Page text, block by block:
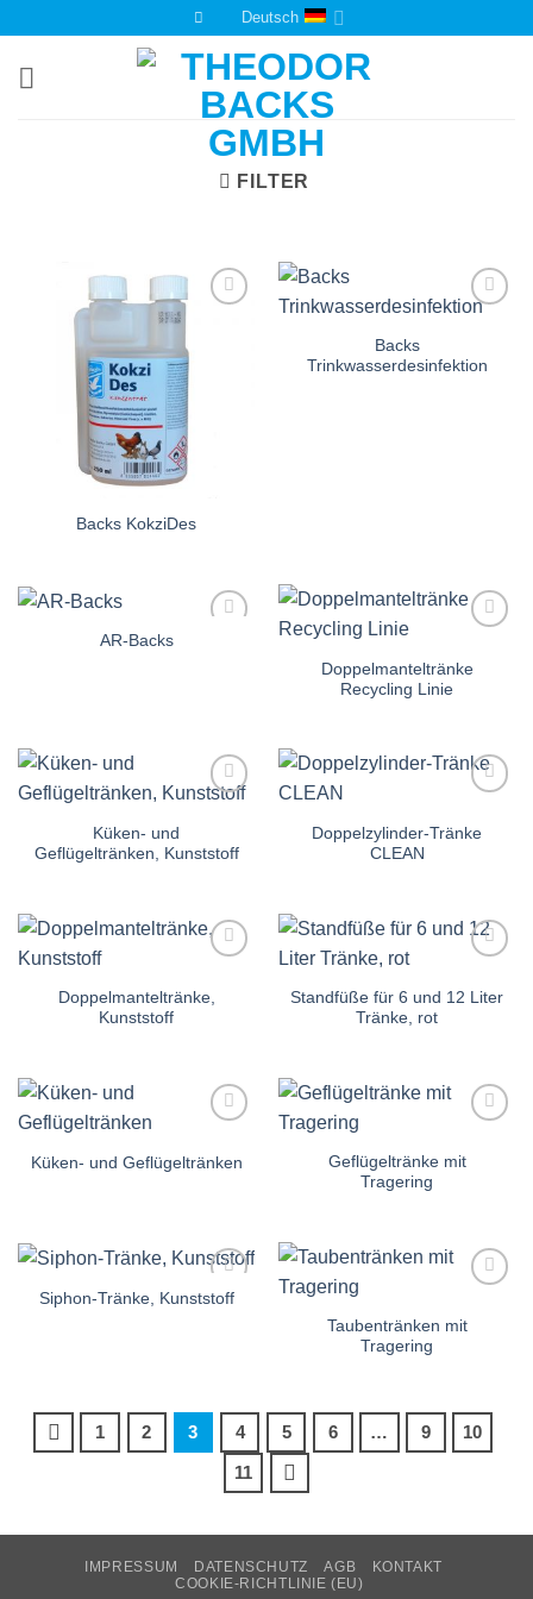
springen
Deutsch
FILTER
Auf die
Backs KokziDes
Backs
Trinkwasserdesinfektion
AR-Backs
Einkaufsliste
Doppelmanteltränke
Recycling Linie
Einkaufsliste
Küken- und
Geflügeltränken, Kunststoff
Einkaufsliste
Doppelzylinder-Tränke
CLEAN
Einkaufsliste
Doppelmanteltränke,
Kunststoff
Einkaufsliste
Standfüße für 6 und 12 Liter
Tränke, rot
Einkaufsliste
Küken- und Geflügeltränken
Einkaufsliste
Geflügeltränke mit
Tragering
Auf die
Siphon-Tränke, Kunststoff
Einkaufsliste
Taubentränken mit
Tragering
1 2 3 4 5 6 … 9
10
11
IMPRESSUM DATENSCHUTZ AGB
KONTAKT
COOKIE-RICHTLINIE (EU)